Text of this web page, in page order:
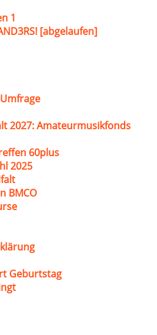
1
[abgelaufen]
2027: Amateurmusikfonds
60plus
2025
BMCO
Geburtstag